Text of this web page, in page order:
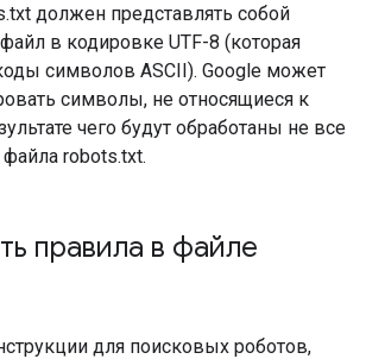
должен представлять собой
в кодировке UTF-8 (которая
символов ASCII). Google может
символы, не относящиеся к
чего будут обработаны не все
robots.txt.
правила в файле
для поисковых роботов,